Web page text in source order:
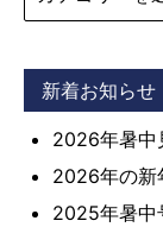
新着お知らせ
2026年暑中
2026年の新
2025年暑中